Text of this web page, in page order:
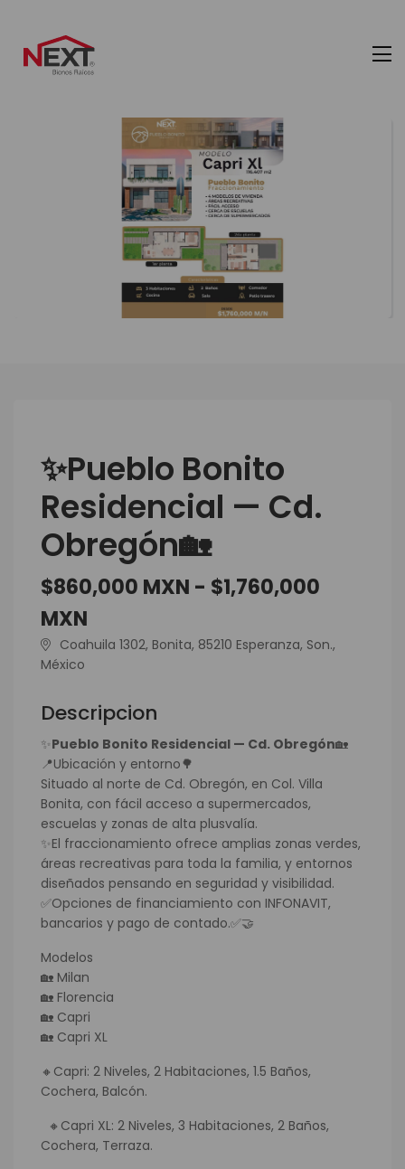
✨Pueblo Bonito
Residencial — Cd.
Obregón🏡
$860,000 MXN - $1,760,000
MXN
Coahuila 1302, Bonita, 85210 Esperanza, Son.,
México
Descripcion
✨Pueblo Bonito Residencial — Cd. Obregón🏡
📍Ubicación y entorno🌳
Situado al norte de Cd. Obregón, en Col. Villa
Bonita, con fácil acceso a supermercados,
escuelas y zonas de alta plusvalía.
✨El fraccionamiento ofrece amplias zonas verdes,
áreas recreativas para toda la familia, y entornos
diseñados pensando en seguridad y visibilidad.
✅Opciones de financiamiento con INFONAVIT,
bancarios y pago de contado.✅🤝
Modelos
🏡 Milan
🏡 Florencia
🏡 Capri
🏡 Capri XL
🔸Capri: 2 Niveles, 2 Habitaciones, 1.5 Baños,
Cochera, Balcón.
🔸Capri XL: 2 Niveles, 3 Habitaciones, 2 Baños,
Cochera, Terraza.